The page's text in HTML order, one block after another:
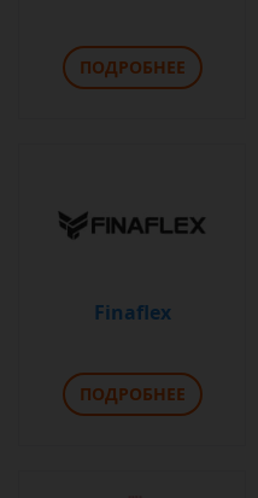
ПОДРОБНЕЕ
Finaflex
ПОДРОБНЕЕ